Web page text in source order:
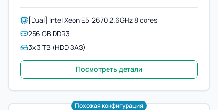
[Dual] Intel Xeon E5-2670 2.6GHz 8 cores
256 GB DDR3
3x 3 TB (HDD SAS)
Посмотреть детали
Похожая конфигурация